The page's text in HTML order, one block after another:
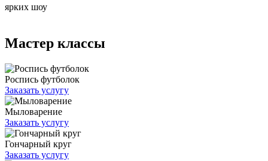
ярких шоу
Мастер классы
Роспись футболок
Заказать услугу
Мыловарение
Заказать услугу
Гончарный круг
Заказать услугу